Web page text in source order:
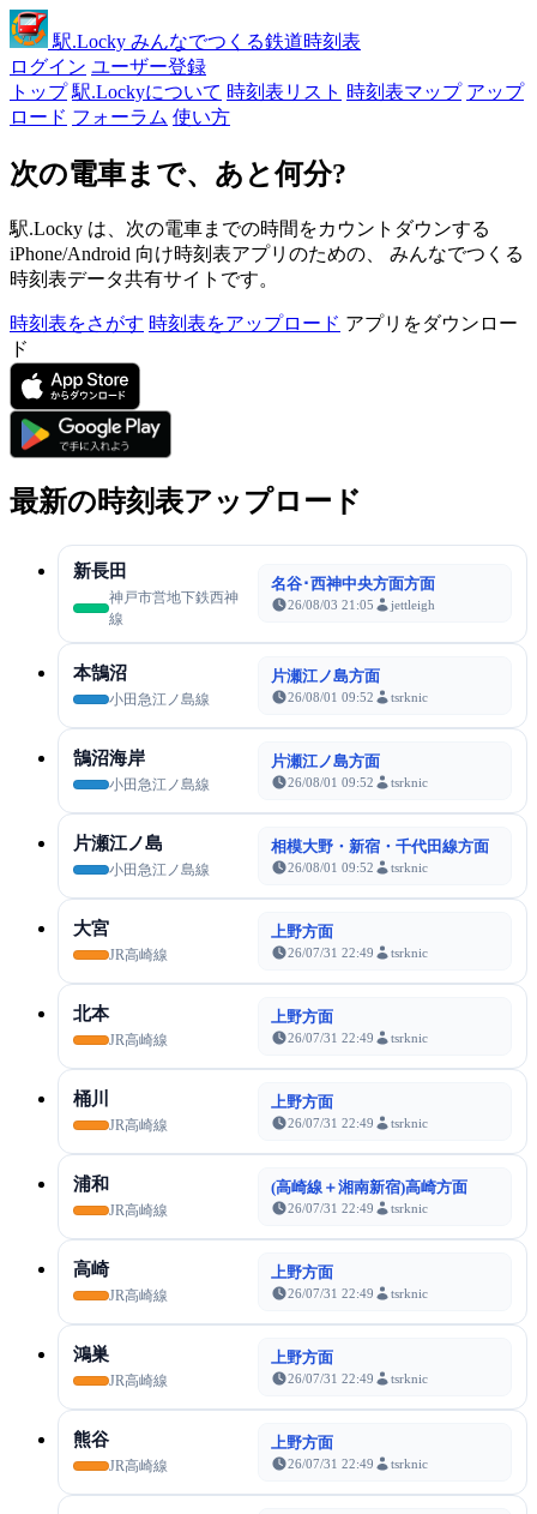
駅.Locky みんなでつくる鉄道時刻表
ログイン ユーザー登録
トップ 駅.Lockyについて 時刻表リスト 時刻表マップ アップ
ロード フォーラム 使い方
次の電車まで、あと何分?
駅.Locky は、次の電車までの時間をカウントダウンする
iPhone/Android 向け時刻表アプリのための、 みんなでつくる
時刻表データ共有サイトです。
時刻表をさがす 時刻表をアップロード アプリをダウンロー
ド
最新の時刻表アップロード
新長田
神戸市営地下鉄西神
線
名谷･西神中央方面方面
26/08/03 21:05 jettleigh
本鵠沼
小田急江ノ島線
片瀬江ノ島方面
26/08/01 09:52 tsrknic
鵠沼海岸
小田急江ノ島線
片瀬江ノ島方面
26/08/01 09:52 tsrknic
片瀬江ノ島
小田急江ノ島線
相模大野・新宿・千代田線方面
26/08/01 09:52 tsrknic
大宮
JR高崎線
上野方面
26/07/31 22:49 tsrknic
北本
JR高崎線
上野方面
26/07/31 22:49 tsrknic
桶川
JR高崎線
上野方面
26/07/31 22:49 tsrknic
浦和
JR高崎線
(高崎線＋湘南新宿)高崎方面
26/07/31 22:49 tsrknic
高崎
JR高崎線
上野方面
26/07/31 22:49 tsrknic
鴻巣
JR高崎線
上野方面
26/07/31 22:49 tsrknic
熊谷
JR高崎線
上野方面
26/07/31 22:49 tsrknic